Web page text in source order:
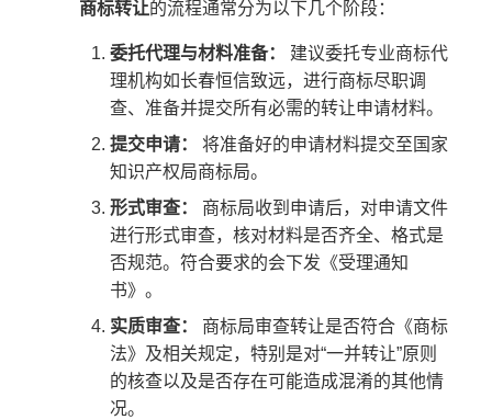
商标转让的流程通常分为以下几个阶段：
委托代理与材料准备：
建议委托专业商标代
理机构如长春恒信致远，进行商标尽职调
查、准备并提交所有必需的转让申请材料。
提交申请：
将准备好的申请材料提交至国家
知识产权局商标局。
形式审查：
商标局收到申请后，对申请文件
进行形式审查，核对材料是否齐全、格式是
否规范。符合要求的会下发《受理通知
书》。
实质审查：
商标局审查转让是否符合《商标
法》及相关规定，特别是对“一并转让”原则
的核查以及是否存在可能造成混淆的其他情
况。